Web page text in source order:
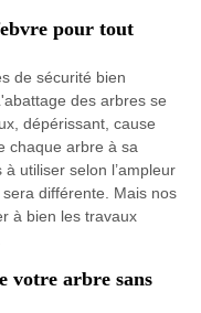
pour tout
de sécurité bien
des arbres se
dépérissant, cause
chaque arbre à sa
utiliser selon l’ampleur
différente. Mais nos
à bien les travaux
votre arbre sans